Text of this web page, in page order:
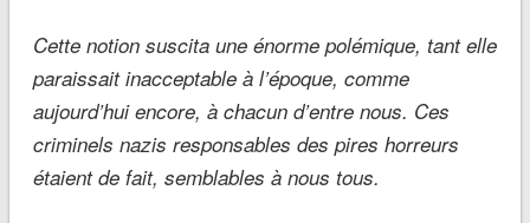
Cette notion suscita une énorme polémique, tant elle
paraissait inacceptable à l’époque, comme
aujourd’hui encore, à chacun d’entre nous. Ces
criminels nazis responsables des pires horreurs
étaient de fait, semblables à nous tous.